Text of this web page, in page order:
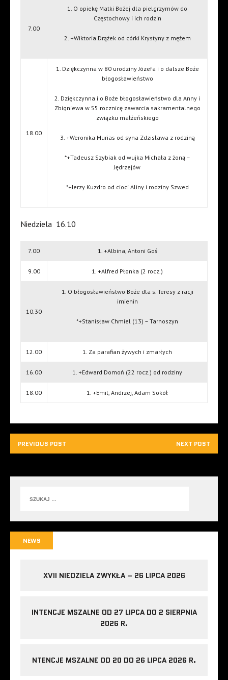
7.00
1. O opiekę Matki Bożej dla pielgrzymów do
Częstochowy i ich rodzin
2. +Wiktoria Drążek od córki Krystyny z mężem
18.00
1. Dziękczynna w 80 urodziny Józefa i o dalsze Boże
błogosławieństwo
2. Dziękczynna i o Boże błogosławieństwo dla Anny i
Zbigniewa w 55 rocznicę zawarcia sakramentalnego
związku małżeńskiego
3. +Weronika Murias od syna Zdzisława z rodziną
*+Tadeusz Szybiak od wujka Michała z żoną –
Jędrzejów
*+Jerzy Kuzdro od cioci Aliny i rodziny Szwed
Niedziela 16.10
7.00 1. +Albina, Antoni Goś
9.00 1. +Alfred Płonka (2 rocz.)
10.30
1. O błogosławieństwo Boże dla s. Teresy z racji
imienin
*+Stanisław Chmiel (13) – Tarnoszyn
12.00 1. Za parafian żywych i zmarłych
16.00 1. +Edward Domoń (22 rocz.) od rodziny
18.00 1. +Emil, Andrzej, Adam Sokół
PREVIOUS POST NEXT POST
NEWS
XVII NIEDZIELA ZWYKŁA – 26 LIPCA 2026
INTENCJE MSZALNE OD 27 LIPCA DO 2 SIERPNIA
2026 R.
NTENCJE MSZALNE OD 20 DO 26 LIPCA 2026 R.